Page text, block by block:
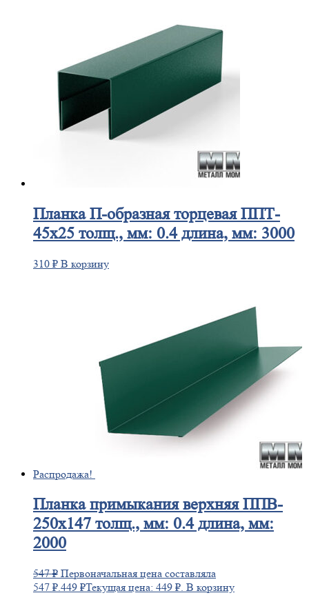
ПланкаП-образная торцевая ППТ-
45х25 толщ., мм: 0.4 длина, мм: 3000
310 ₽ В корзину
Распродажа!
Планкапримыкания верхняя ППВ-
250х147 толщ., мм: 0.4 длина, мм:
2000
547₽ Первоначальная цена составляла
547 ₽.449 ₽Текущая цена: 449 ₽. В корзину